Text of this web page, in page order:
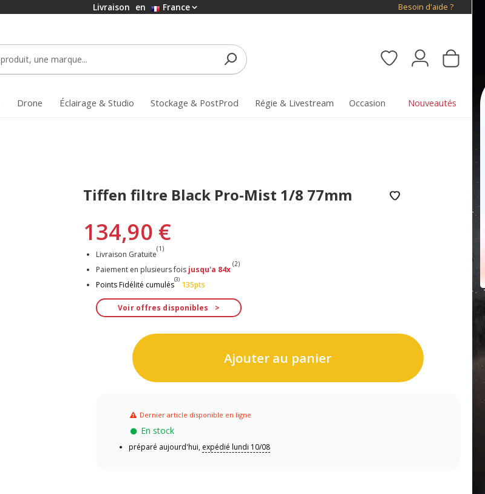
Livraison en France Besoin d'aide ?
Drone Éclairage & Studio Stockage & PostProd Régie & Livestream Occasion Nouveautés
Tiffen filtre Black Pro-Mist 1/8 77mm
134,90 €
Livraison Gratuite
(1)
Paiement en plusieurs fois jusqu'a 84x
(2)
Points Fidélité cumulés
(3)
135pts
Voir offres disponibles
Ajouter au panier
Dernier article disponible en ligne
En stock
préparé aujourd'hui, expédié lundi 10/08